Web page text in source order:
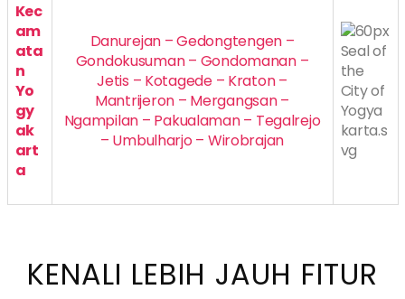
Kec
am
ata
n
Yo
gy
ak
art
a
Danurejan – Gedongtengen –
Gondokusuman – Gondomanan –
Jetis – Kotagede – Kraton –
Mantrijeron – Mergangsan –
Ngampilan – Pakualaman – Tegalrejo
– Umbulharjo – Wirobrajan
KENALI LEBIH JAUH FITUR